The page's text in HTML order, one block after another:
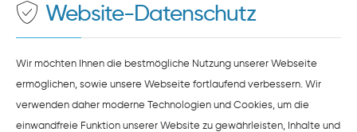
zustimmen.
ZUSTIMMEN
HINWEISE ZUM DATENSCHUTZ
Website-Datenschutz
Wir möchten Ihnen die bestmögliche Nutzung unserer Webseite
ermöglichen, sowie unsere Webseite fortlaufend verbessern. Wir
verwenden daher moderne Technologien und Cookies, um die
einwandfreie Funktion unserer Website zu gewährleisten, Inhalte und